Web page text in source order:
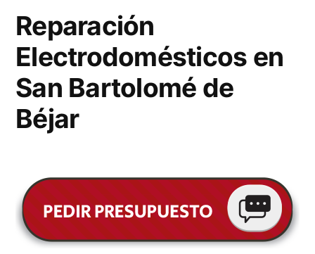
Reparación
Electrodomésticos en
San Bartolomé de
Béjar